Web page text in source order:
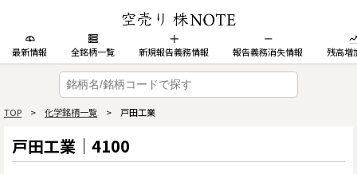
最新情報 全銘柄一覧 新規報告義務情報 報告義務消失情報 残高増
TOP > 化学銘柄一覧 > 戸田工業
戸田工業｜4100